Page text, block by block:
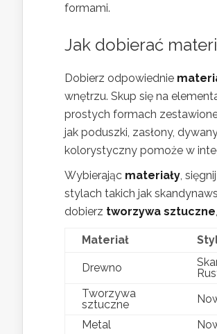
formami.
Jak dobierać
Dobierz odpowiednie
wnętrzu. Skup się na
prostych formach
jak poduszki, zasłony,
kolorystyczny pomoże w
Wybierając materiały ,
stylach takich jak
dobierz tworzywa sztuczne
Materiał
Drewno
Tworzywa
sztuczne
Metal